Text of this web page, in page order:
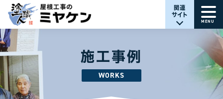
関連
サイト
MENU
施工事例
WORKS